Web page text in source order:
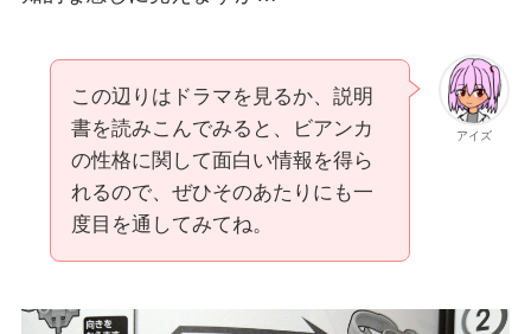
アイズ
この辺りはドラマを見るか、説明
書を読みこんでみると、ビアンカ
の性格に関して面白い情報を得ら
れるので、ぜひそのあたりにも一
度目を通してみてね。